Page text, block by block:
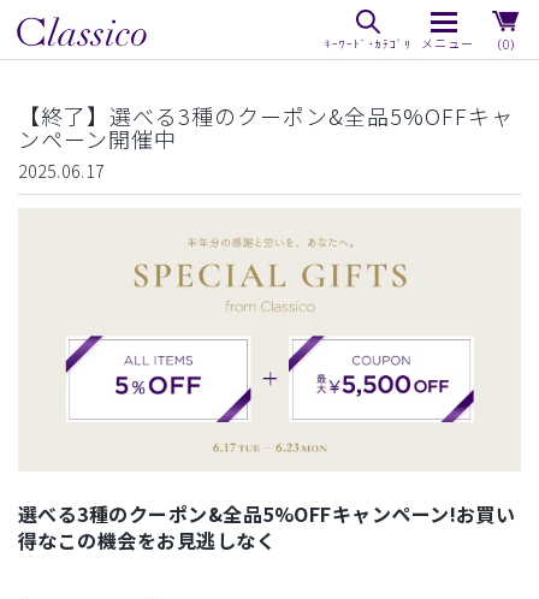
（0）
【終了】選べる3種のクーポン&全品5%OFFキャ
ンペーン開催中
2025.06.17
選べる3種のクーポン&全品5%OFFキャンペーン!お買い
得なこの機会をお見逃しなく